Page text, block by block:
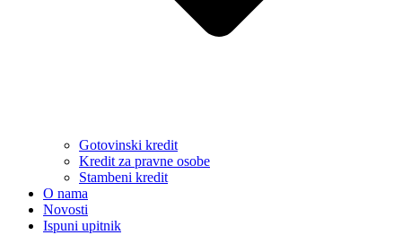
Gotovinski kredit
Kredit za pravne osobe
Stambeni kredit
O nama
Novosti
Ispuni upitnik